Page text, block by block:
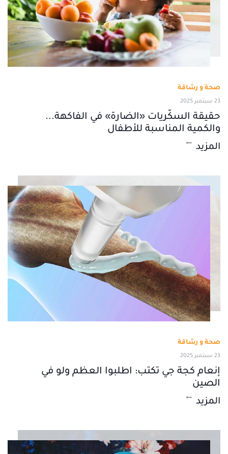
صحة و رشاقة
23 سبتمبر 2025
حقيقة السكّريات «الضارة» في الفاكهة...
والكمية المناسبة للأطفال
المزيد
صحة و رشاقة
23 سبتمبر 2025
إنعام كجة جي تكتب: اطلبوا العظم ولو في
الصين
المزيد